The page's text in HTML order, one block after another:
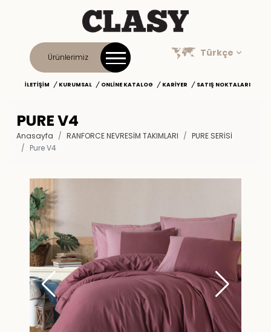
Ürünlerimiz Türkçe
İLETIŞIM KURUMSAL ONLINE KATALOG KARIYER SATIŞ NOKTALARI
PURE V4
Anasayfa RANFORCE NEVRESİM TAKIMLARI
PURE SERISI
Pure V4